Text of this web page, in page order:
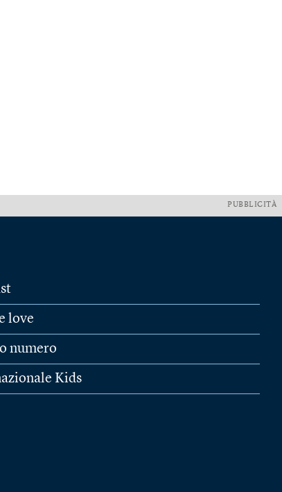
PUBBLICITÀ
love
numero
Kids